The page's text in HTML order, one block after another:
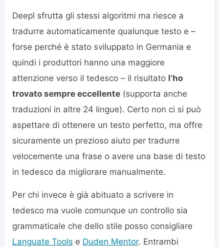
Deepl sfrutta gli stessi algoritmi ma riesce a
tradurre automaticamente qualunque testo e –
forse perché è stato sviluppato in Germania e
quindi i produttori hanno una maggiore
attenzione verso il tedesco – il risultato l’ho
trovato sempre eccellente (supporta anche
traduzioni in altre 24 lingue). Certo non ci si può
aspettare di ottenere un testo perfetto, ma offre
sicuramente un prezioso aiuto per tradurre
velocemente una frase o avere una base di testo
in tedesco da migliorare manualmente.
Per chi invece è già abituato a scrivere in
tedesco ma vuole comunque un controllo sia
grammaticale che dello stile posso consigliare
Languate Tools e Duden Mentor. Entrambi